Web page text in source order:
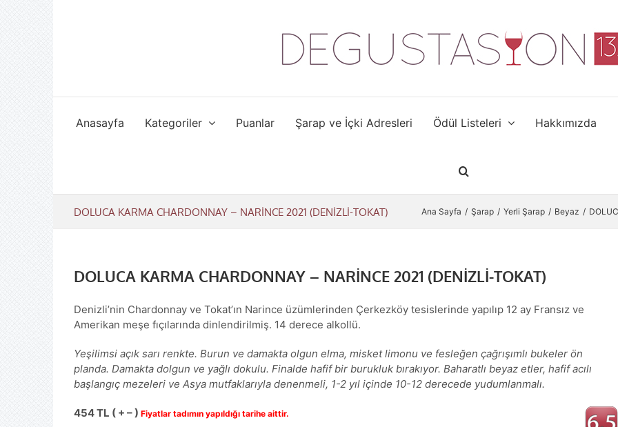
Anasayfa Kategoriler Puanlar Şarap ve İçki Adresleri Ödül Listeleri Hakkımızda
DOLUCA KARMA CHARDONNAY – NARİNCE 2021 (DENİZLİ-TOKAT) Ana Sayfa Şarap Yerli Şarap Beyaz
DOLUCA KARMA CHARDONNAY – NARİNCE 2021 (DENİZLİ-TOKAT)
Denizli’nin Chardonnay ve Tokat’ın Narince üzümlerinden Çerkezköy tesislerinde yapılıp 12 ay Fransız ve
Amerikan meşe fıçılarında dinlendirilmiş. 14 derece alkollü.
Yeşilimsi açık sarı renkte. Burun ve damakta olgun elma, misket limonu ve fesleğen çağrışımlı bukeler ön
planda. Damakta dolgun ve yağlı dokulu. Finalde hafif bir burukluk bırakıyor. Baharatlı beyaz etler, hafif acılı
başlangıç mezeleri ve Asya mutfaklarıyla denenmeli, 1-2 yıl içinde 10-12 derecede yudumlanmalı.
454 TL ( + – ) Fiyatlar tadımın yapıldığı tarihe aittir.